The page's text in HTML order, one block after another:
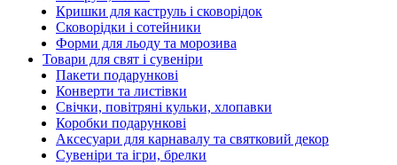
Кришки для каструль і сковорідок
Сковорідки і сотейники
Форми для льоду та морозива
Товари для свят і сувеніри
Пакети подарункові
Конверти та листівки
Свічки, повітряні кульки, хлопавки
Коробки подарункові
Аксесуари для карнавалу та святковий декор
Сувеніри та ігри, брелки